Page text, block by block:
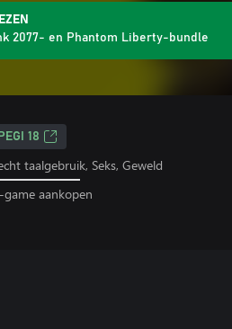
2077- en Phantom Liberty-bundle
PEGI 18
taalgebruik, Seks, Geweld
game aankopen